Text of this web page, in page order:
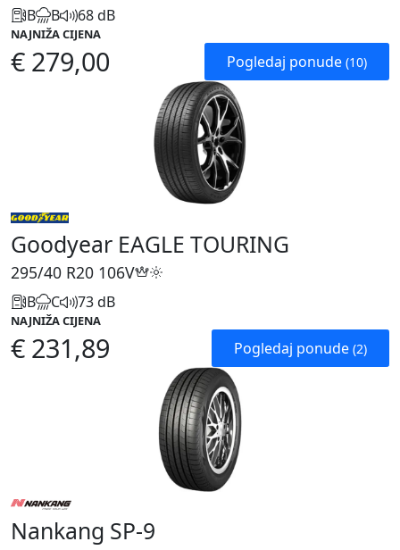
B B 68 dB
NAJNIŽA CIJENA
€ 279,00 Pogledaj ponude (10)
Goodyear EAGLE TOURING
295/40 R20 106V
B C 73 dB
NAJNIŽA CIJENA
€ 231,89 Pogledaj ponude (2)
Nankang SP-9